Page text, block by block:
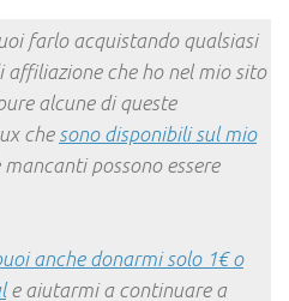
farlo acquistando qualsiasi
affiliazione che ho nel mio sito
alcune di queste
che sono disponibili sul mio
mancanti possono essere
anche donarmi solo 1€ o
e aiutarmi a continuare a